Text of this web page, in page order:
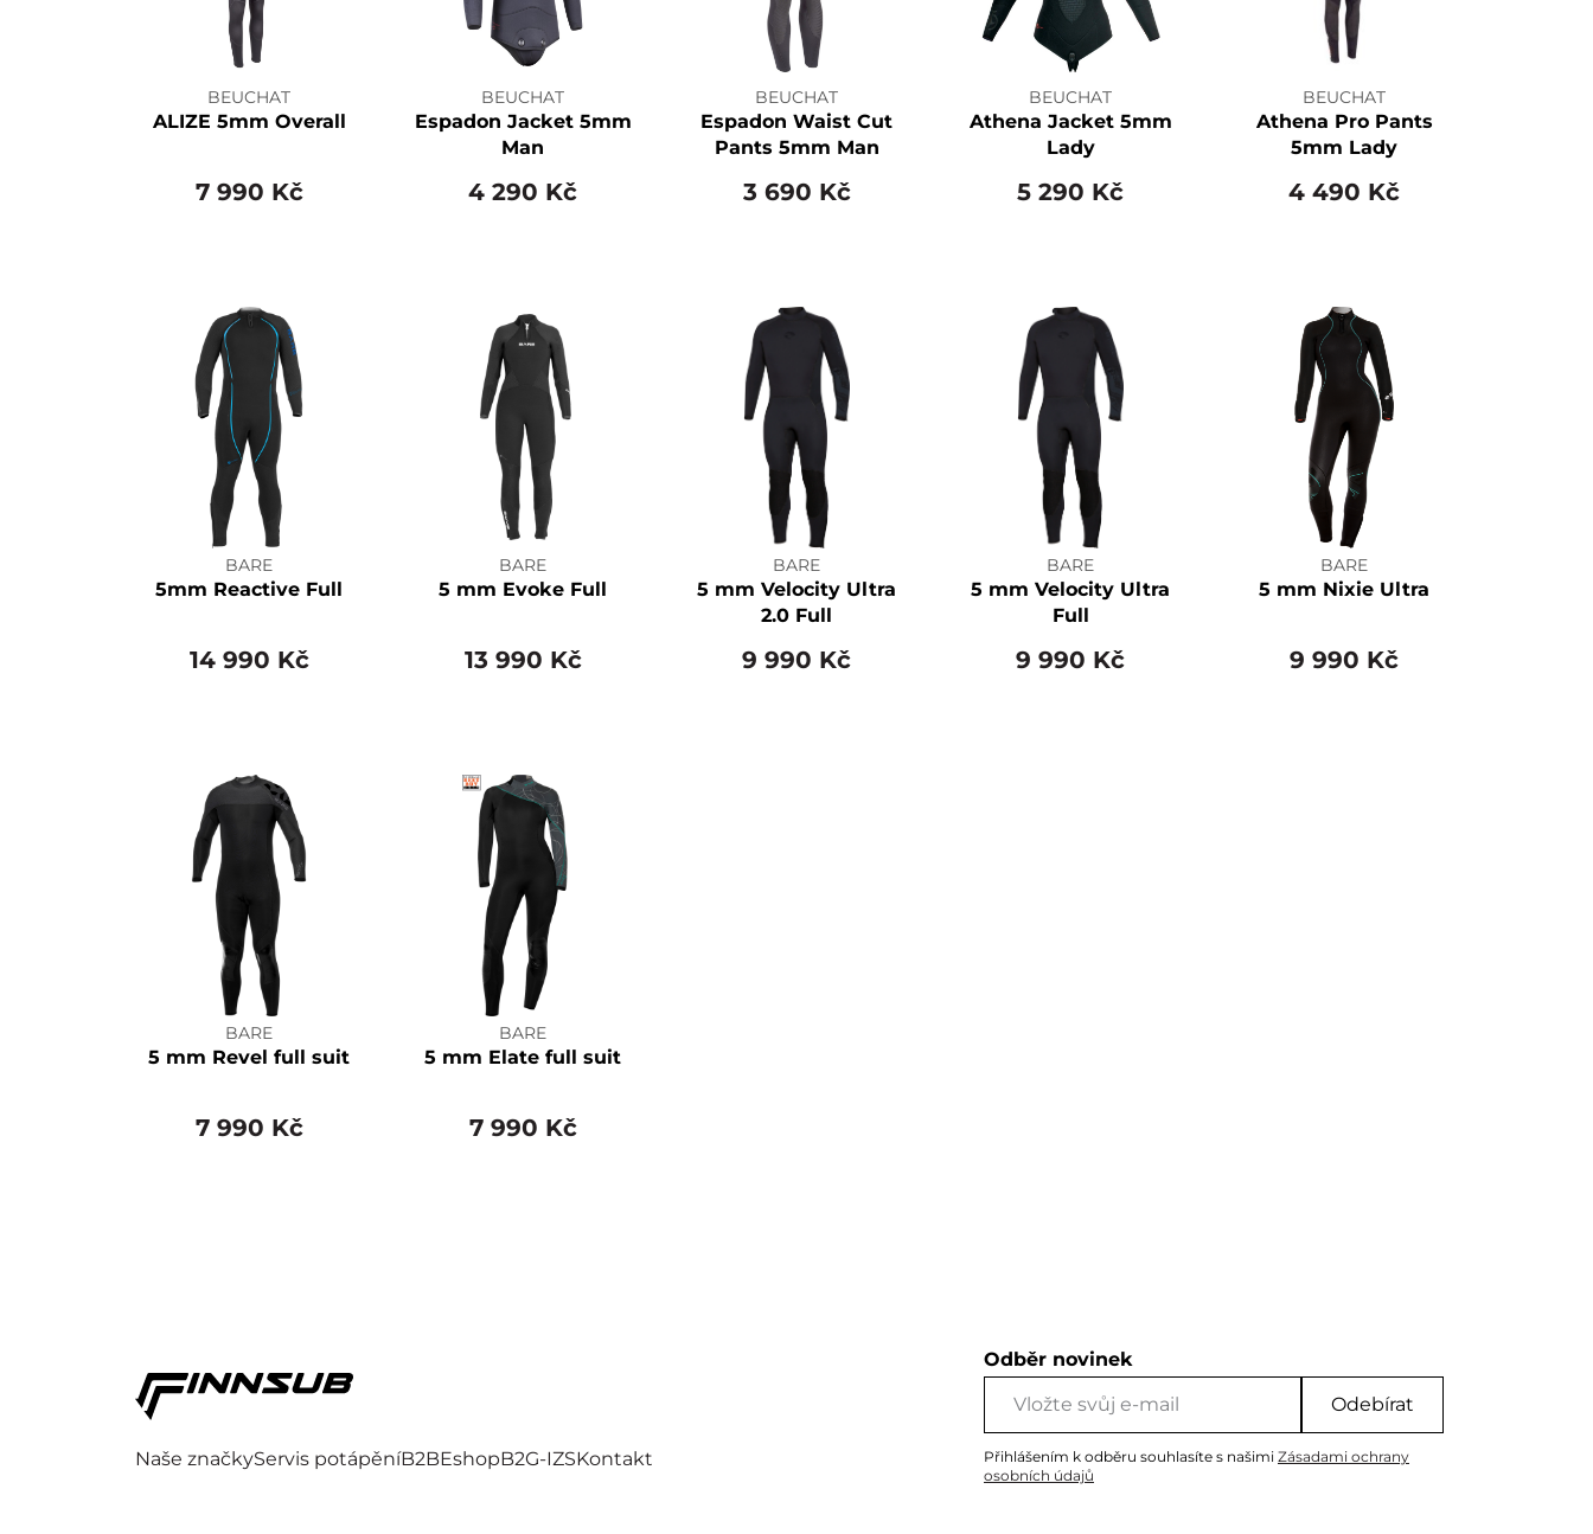
BEUCHAT
ALIZE 5mm Overall
7 990 Kč
BEUCHAT
Espadon Jacket 5mm
Man
4 290 Kč
BEUCHAT
Espadon Waist Cut
Pants 5mm Man
3 690 Kč
BEUCHAT
Athena Jacket 5mm
Lady
5 290 Kč
BEUCHAT
Athena Pro Pants
5mm Lady
4 490 Kč
BARE
5mm Reactive Full
14 990 Kč
BARE
5 mm Evoke Full
13 990 Kč
BARE
5 mm Velocity Ultra
2.0 Full
9 990 Kč
BARE
5 mm Velocity Ultra
Full
9 990 Kč
BARE
5 mm Nixie Ultra
9 990 Kč
BARE
5 mm Revel full suit
7 990 Kč
BARE
5 mm Elate full suit
7 990 Kč
Naše značkyServis potápěníB2BEshopB2G-IZSKontakt
Odběr novinek
Odebírat
Přihlášením k odběru souhlasíte s našimi Zásadami ochrany
osobních údajů